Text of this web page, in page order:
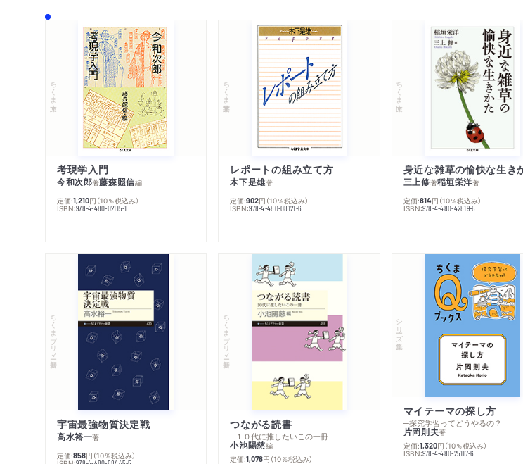
ちくま文庫
考現学入門
今和次郎著藤森照信編
定価:1,210円 （10％税込み）
ISBN:978-4-480-02115-1
ちくま学芸文庫
レポートの組み立て方
木下是雄著
定価:902円 （10％税込み）
ISBN:978-4-480-08121-6
ちくま文庫
身近な雑草の愉快な生き
三上修著稲垣栄洋著
定価:814円 （10％税込み）
ISBN:978-4-480-42819-6
ちくまプリマー新書
宇宙最強物質決定戦
高水裕一著
定価:858円 （10％税込み）
ちくまプリマー新書
つながる読書
─１０代に推したいこの一冊
小池陽慈編
定価:1,078円 （10％税込み）
シリーズ・全集
マイテーマの探し方
─探究学習ってどうやるの？
片岡則夫著
定価:1,320円 （10％税込み）
ISBN:978-4-480-25117-6